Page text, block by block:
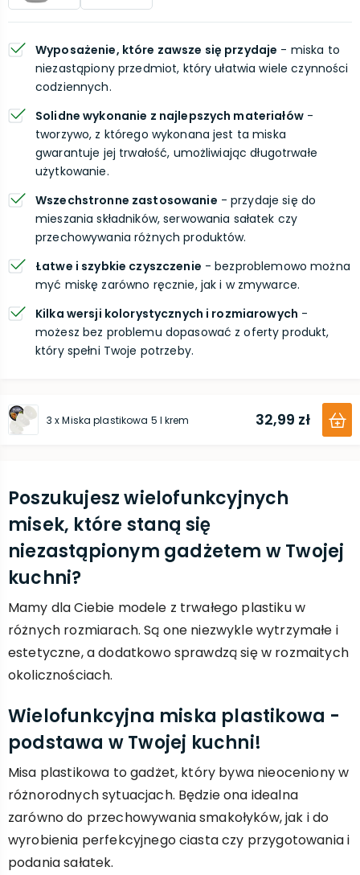
Wyposażenie, które zawsze się przydaje - miska to
niezastąpiony przedmiot, który ułatwia wiele czynności
codziennych.
Solidne wykonanie z najlepszych materiałów-
tworzywo, z którego wykonana jest ta miska
gwarantuje jej trwałość, umożliwiając długotrwałe
użytkowanie.
Wszechstronne zastosowanie - przydaje się do
mieszania składników, serwowania sałatek czy
przechowywania różnych produktów.
Łatwe i szybkie czyszczenie - bezproblemowo można
myć miskę zarówno ręcznie, jak i w zmywarce.
Kilka wersji kolorystycznych i rozmiarowych -
możesz bez problemu dopasować z oferty produkt,
który spełni Twoje potrzeby.
3 x Miska plastikowa 5 l krem 32,99 zł
Poszukujesz wielofunkcyjnych
misek, które staną się
niezastąpionym gadżetem w Twojej
kuchni?
Mamy dla Ciebie modele z trwałego plastiku w
różnych rozmiarach. Są one niezwykle wytrzymałe i
estetyczne, a dodatkowo sprawdzą się w rozmaitych
okolicznościach.
Wielofunkcyjna miska plastikowa -
podstawa w Twojej kuchni!
Misa plastikowa to gadżet, który bywa nieoceniony w
różnorodnych sytuacjach. Będzie ona idealna
zarówno do przechowywania smakołyków, jak i do
wyrobienia perfekcyjnego ciasta czy przygotowania i
podania sałatek.